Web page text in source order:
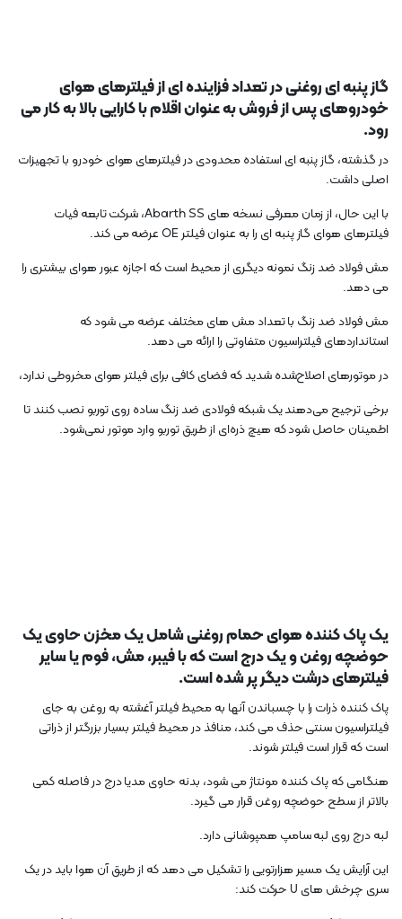
گاز پنبه ای روغنی در تعداد فزاینده ای از فیلترهای هوای
خودروهای پس از فروش به عنوان اقلام با کارایی بالا به کار می
رود.
در گذشته، گاز پنبه ای استفاده محدودی در فیلترهای هوای خودرو با تجهیزات
اصلی داشت.
با این حال، از زمان معرفی نسخه های Abarth SS، شرکت تابعه فیات
فیلترهای هوای گاز پنبه ای را به عنوان فیلتر OE عرضه می کند.
مش فولاد ضد زنگ نمونه دیگری از محیط است که اجازه عبور هوای بیشتری را
می دهد.
مش فولاد ضد زنگ با تعداد مش های مختلف عرضه می شود که
استانداردهای فیلتراسیون متفاوتی را ارائه می دهد.
در موتورهای اصلاح‌شده شدید که فضای کافی برای فیلتر هوای مخروطی ندارد،
برخی ترجیح می‌دهند یک شبکه فولادی ضد زنگ ساده روی توربو نصب کنند تا
اطمینان حاصل شود که هیچ ذره‌ای از طریق توربو وارد موتور نمی‌شود.
یک پاک کننده هوای حمام روغنی شامل یک مخزن حاوی یک
حوضچه روغن و یک درج است که با فیبر، مش، فوم یا سایر
فیلترهای درشت دیگر پر شده است.
پاک کننده ذرات را با چسباندن آنها به محیط فیلتر آغشته به روغن به جای
فیلتراسیون سنتی حذف می کند، منافذ در محیط فیلتر بسیار بزرگتر از ذراتی
است که قرار است فیلتر شوند.
هنگامی که پاک کننده مونتاژ می شود، بدنه حاوی مدیا درج در فاصله کمی
بالاتر از سطح حوضچه روغن قرار می گیرد.
لبه درج روی لبه سامپ همپوشانی دارد.
این آرایش یک مسیر هزارتویی را تشکیل می دهد که از طریق آن هوا باید در یک
سری چرخش های U حرکت کند: